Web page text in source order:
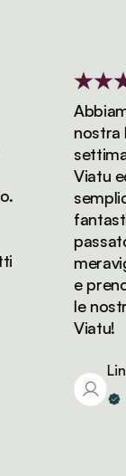
nostra
Viatu ed
passato
e
le
Viatu!
Linda